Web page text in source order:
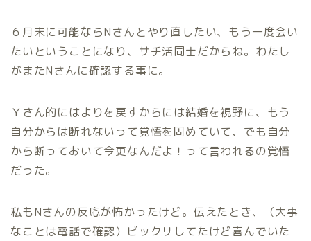
６月末に可能ならNさんとやり直したい、もう一度会い
たいということになり、サチ活同士だからね。わたし
がまたNさんに確認する事に。
Ｙさん的にはよりを戻すからには結婚を視野に、もう
自分からは断れないって覚悟を固めていて、でも自分
から断っておいて今更なんだよ！って言われるの覚悟
だった。
私もNさんの反応が怖かったけど。伝えたとき、（大事
なことは電話で確認）ビックリしてたけど喜んでいた